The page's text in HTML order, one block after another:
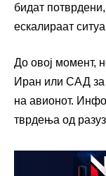
бидат
ескалираат
До овој момент,
Иран или САД за
на авионот.
тврдења од